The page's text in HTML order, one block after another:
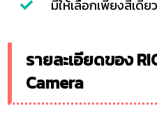
มีให้เลือกเพียงสีเดี
รายละเอียดของ
Camera